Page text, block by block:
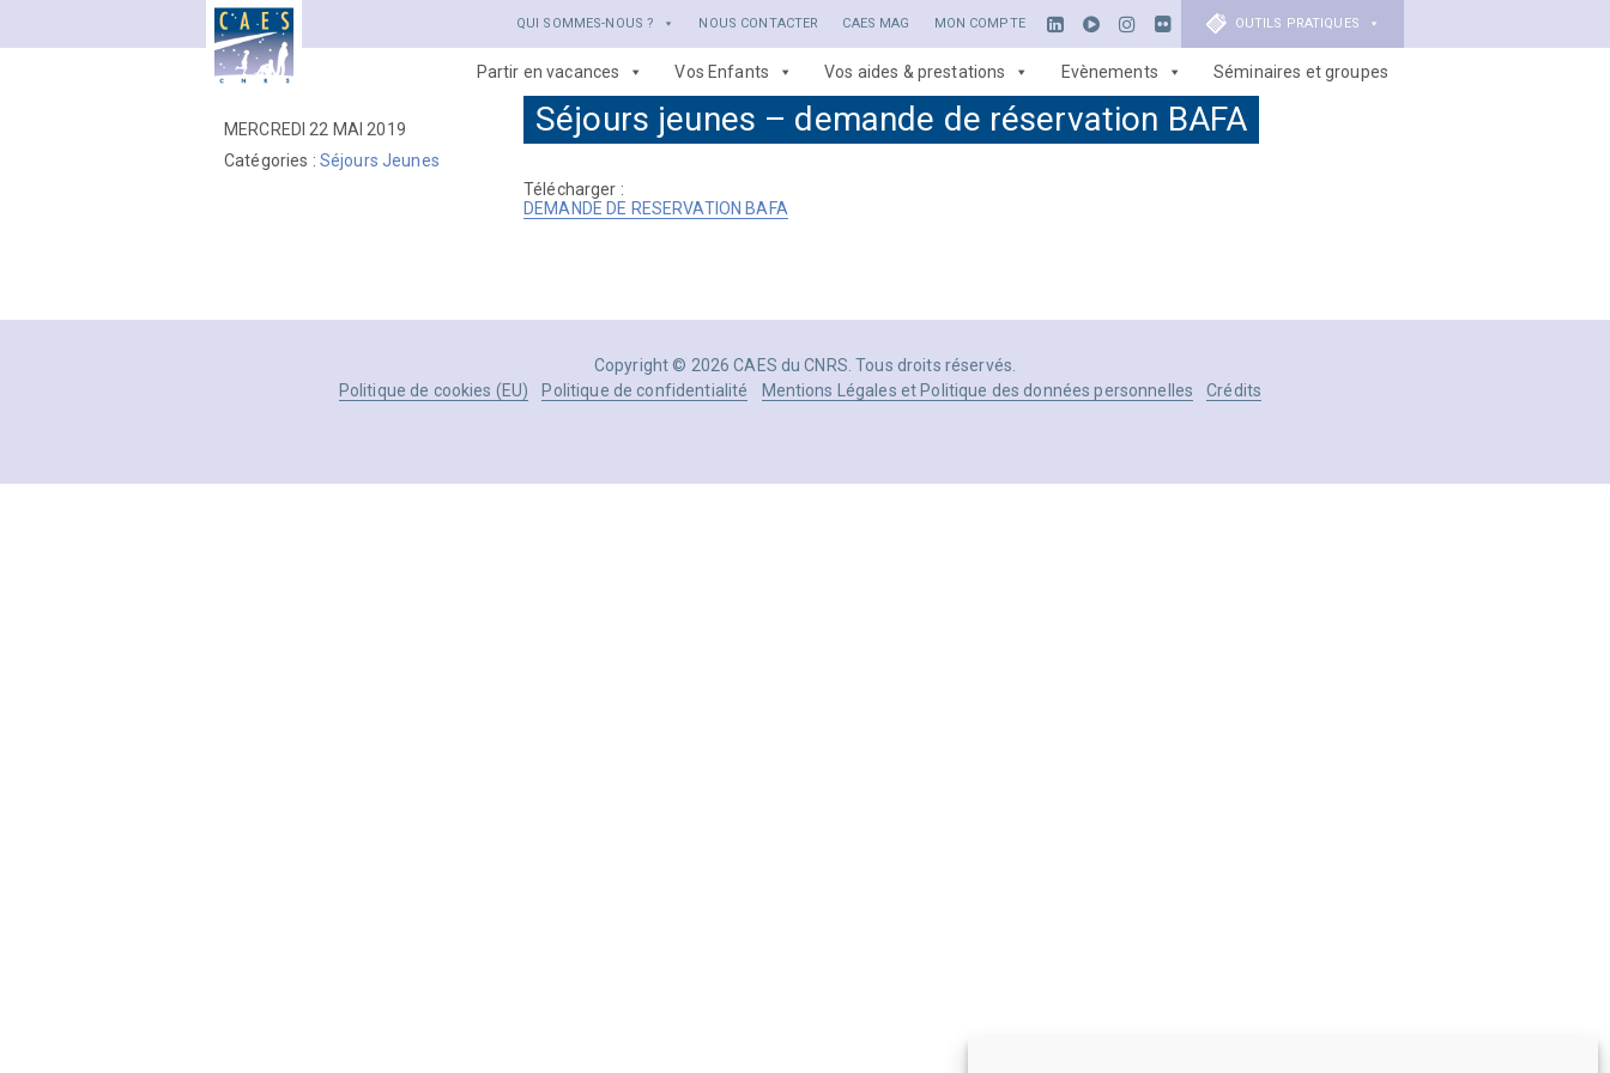
QUI SOMMES-NOUS ? NOUS CONTACTER CAES MAG MON COMPTE OUTILS PRATIQUES
Partir en vacances Vos Enfants Vos aides & prestations Evènements Séminaires et groupes
MERCREDI 22 MAI 2019
Catégories : Séjours Jeunes
Séjours jeunes – demande de réservation BAFA
Télécharger :
DEMANDE DE RESERVATION BAFA
Copyright © 2026 CAES du CNRS. Tous droits réservés.
Politique de cookies (EU)
Politique de confidentialité Mentions Légales et Politique des données personnelles Crédits